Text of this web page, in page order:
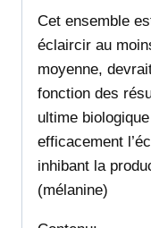
Cet ensemble
éclaircir au
moyenne,
fonction des
ultime
efficacement
inhibant la
(mélanine)